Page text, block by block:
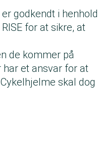
godkendt i henhold
for at sikre, at
de kommer på
har et ansvar for at
skal dog